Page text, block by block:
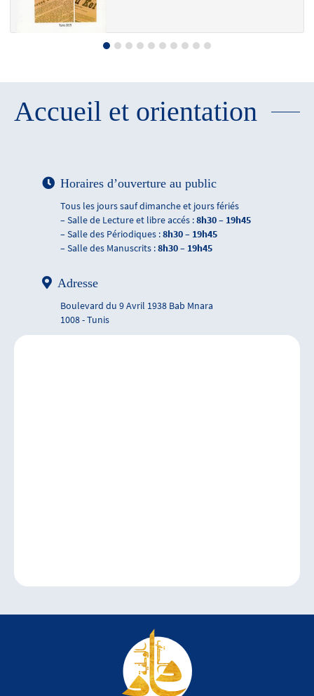
Accueil et orientation
Horaires d’ouverture au public
Tous les jours sauf dimanche et jours fériés
– Salle de Lecture et libre accés :8h30 – 19h45
– Salle des Périodiques :8h30 – 19h45
– Salle des Manuscrits :8h30 – 19h45
Adresse
Boulevard du 9 Avril 1938 Bab Mnara
1008 - Tunis